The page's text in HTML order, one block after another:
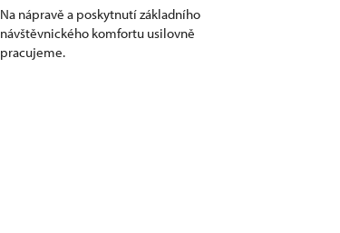
Na nápravě a poskytnutí základního
návštěvnického komfortu usilovně
pracujeme.